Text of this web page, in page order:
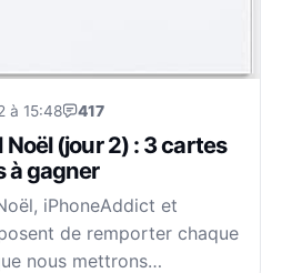
à 15:48 417
(jour 2) : 3 cartes
à gagner
iPhoneAddict et
de remporter chaque
nous mettrons…